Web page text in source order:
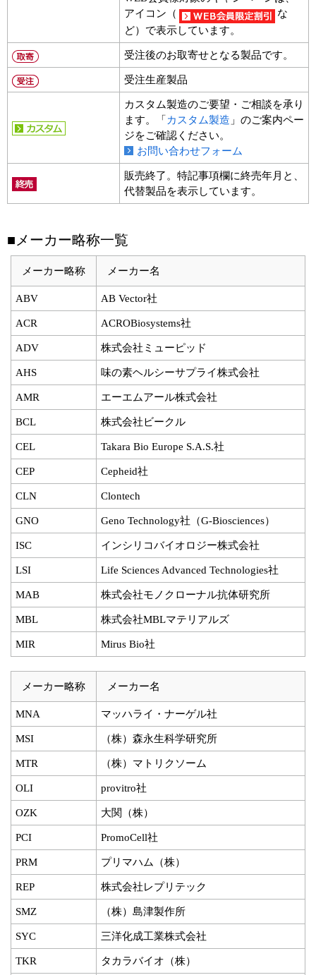
アイコン（
な
ど）で表示しています。
受注後のお取寄せとなる製品です。
受注生産製品
カスタム製造のご要望・ご相談を承り
ます。「 カスタム製造 」のご案内ペー
ジをご確認ください。
お問い合わせフォーム
販売終了。特記事項欄に終売年月と、
代替製品を表示しています。
■メーカー略称一覧
メーカー略称 メーカー名
ABV AB Vector社
ACR ACROBiosystems社
ADV 株式会社ミューピッド
AHS 味の素ヘルシーサプライ株式会社
AMR エーエムアール株式会社
BCL 株式会社ビークル
CEL Takara Bio Europe S.A.S.社
CEP Cepheid社
CLN Clontech
GNO Geno Technology社（G-Biosciences）
ISC インシリコバイオロジー株式会社
LSI Life Sciences Advanced Technologies社
MAB 株式会社モノクローナル抗体研究所
MBL 株式会社MBLマテリアルズ
MIR Mirus Bio社
メーカー略称 メーカー名
MNA マッハライ・ナーゲル社
MSI （株）森永生科学研究所
MTR （株）マトリクソーム
OLI provitro社
OZK 大関（株）
PCI PromoCell社
PRM プリマハム（株）
REP 株式会社レプリテック
SMZ （株）島津製作所
SYC 三洋化成工業株式会社
TKR タカラバイオ（株）